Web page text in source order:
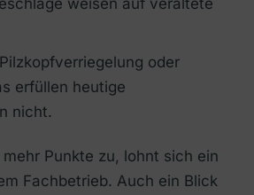
weisen auf veraltete
oder
erfüllen heutige
nicht.
Punkte zu, lohnt sich ein
Fachbetrieb. Auch ein Blick